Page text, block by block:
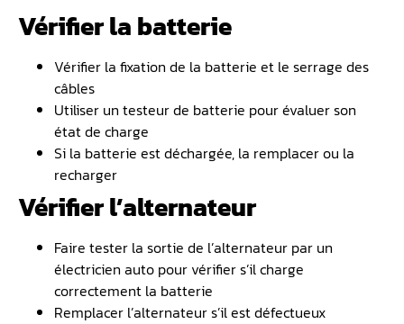
Vérifier la batterie
Vérifier la fixation de la batterie et le serrage des
câbles
Utiliser un testeur de batterie pour évaluer son
état de charge
Si la batterie est déchargée, la remplacer ou la
recharger
Vérifier l’alternateur
Faire tester la sortie de l’alternateur par un
électricien auto pour vérifier s’il charge
correctement la batterie
Remplacer l’alternateur s’il est défectueux